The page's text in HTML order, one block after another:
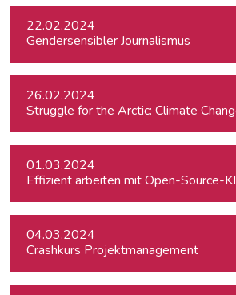
22.02.2024
Gendersensibler Journalismus
26.02.2024
01.03.2024
Effizient arbeiten mit Open-Source-KI
04.03.2024
Crashkurs Projektmanagement